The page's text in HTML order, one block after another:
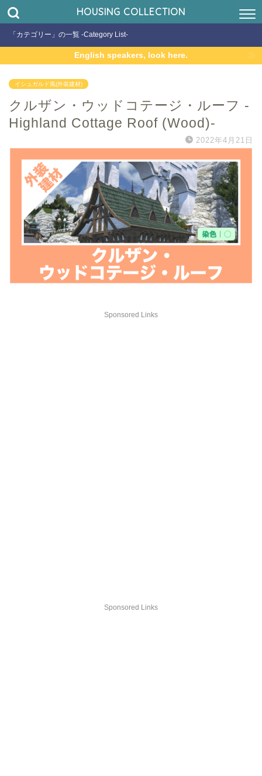
HOUSING COLLECTION
「カテゴリー」の一覧 -Category List-
English speakers, look here.
イシュガルド風(外装建材)
クルザン・ウッドコテージ・ルーフ -
Highland Cottage Roof (Wood)-
2022年4月21日
Sponsored Links
Sponsored Links